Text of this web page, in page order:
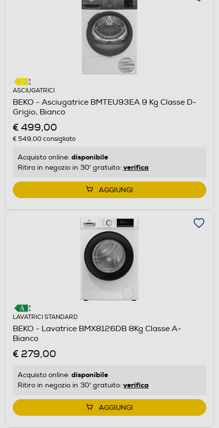
ASCIUGATRICI
BEKO - Asciugatrice BMTEU93EA 9 Kg Classe D-
Grigio, Bianco
€ 499,00
€ 549,00consigliato
Acquisto online: disponibile
Ritiro in negozio in 30' gratuito: verifica
AGGIUNGI
LAVATRICI STANDARD
BEKO - Lavatrice BMX8126DB 8Kg Classe A-
Bianco
€ 279,00
Acquisto online: disponibile
Ritiro in negozio in 30' gratuito: verifica
AGGIUNGI